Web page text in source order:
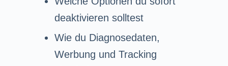
deaktivieren solltest
Wie du Diagnosedaten,
Werbung und Tracking